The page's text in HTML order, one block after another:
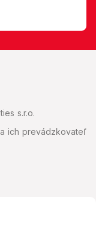
s.r.o.
ich prevádzkovateľ